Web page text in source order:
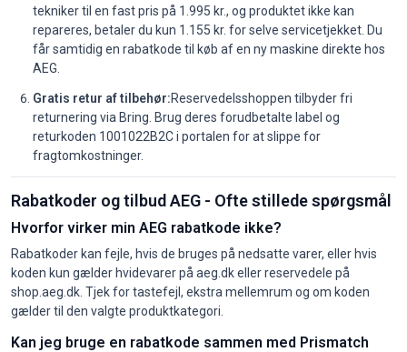
tekniker til en fast pris på 1.995 kr., og produktet ikke kan
repareres, betaler du kun 1.155 kr. for selve servicetjekket. Du
får samtidig en rabatkode til køb af en ny maskine direkte hos
AEG.
Gratis retur af tilbehør:Reservedelsshoppen tilbyder fri
returnering via Bring. Brug deres forudbetalte label og
returkoden 1001022B2C i portalen for at slippe for
fragtomkostninger.
Rabatkoder og tilbud AEG - Ofte stillede spørgsmål
Hvorfor virker min AEG rabatkode ikke?
Rabatkoder kan fejle, hvis de bruges på nedsatte varer, eller hvis
koden kun gælder hvidevarer på aeg.dk eller reservedele på
shop.aeg.dk. Tjek for tastefejl, ekstra mellemrum og om koden
gælder til den valgte produktkategori.
Kan jeg bruge en rabatkode sammen med Prismatch